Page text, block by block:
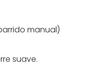
manual)
suave.